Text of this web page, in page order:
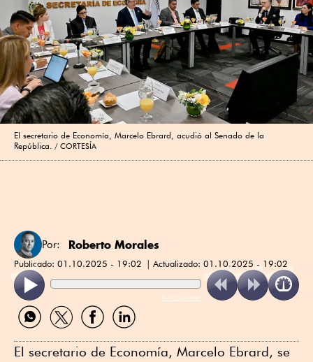
El secretario de Economía, Marcelo Ebrard, acudió al Senado de la
República.
CORTESÍA
Por: Roberto Morales
Publicado: 01.10.2025 - 19:02 Actualizado: 01.10.2025 - 19:02
ReadSpeaker
Compartir
por
Compartir
por
Compartir
por
Compartir
por
El secretario de Economía, Marcelo Ebrard, se